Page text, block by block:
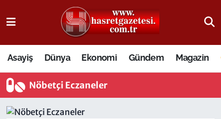
Asayiş Dünya Ekonomi Gündem Magazin
Nöbetçi Eczaneler
Osmaniye Nöbetçi Eczaneler
Osmaniye Hava Durumu
Osmaniye Trafik Yoğunluk Haritası
Süper Lig Puan Durumu ve Fikstür